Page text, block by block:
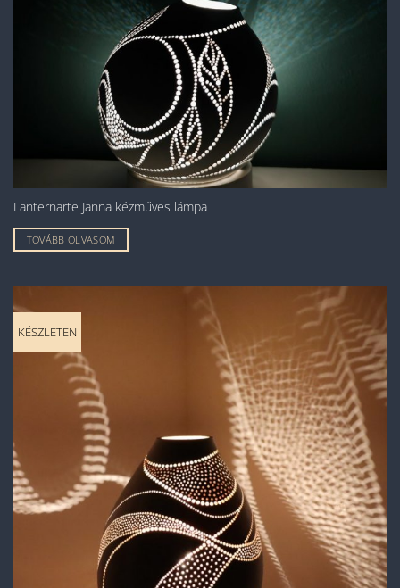
Lanternarte Janna kézműves lámpa
TOVÁBB OLVASOM
KÉSZLETEN